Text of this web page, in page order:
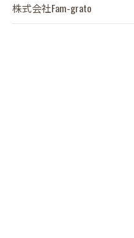
株式会社Fam-grato